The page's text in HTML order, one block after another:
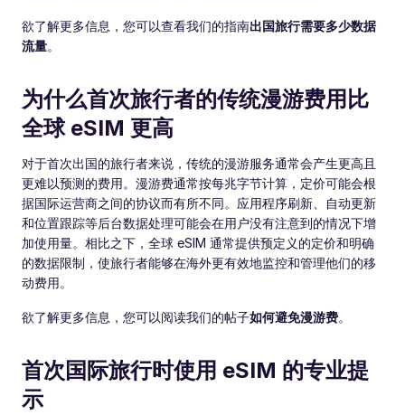
欲了解更多信息，您可以查看我们的指南出国旅行需要多少数据
流量。
为什么首次旅行者的传统漫游费用比
全球 eSIM 更高
对于首次出国的旅行者来说，传统的漫游服务通常会产生更高且
更难以预测的费用。漫游费通常按每兆字节计算，定价可能会根
据国际运营商之间的协议而有所不同。应用程序刷新、自动更新
和位置跟踪等后台数据处理可能会在用户没有注意到的情况下增
加使用量。相比之下，全球 eSIM 通常提供预定义的定价和明确
的数据限制，使旅行者能够在海外更有效地监控和管理他们的移
动费用。
欲了解更多信息，您可以阅读我们的帖子如何避免漫游费。
首次国际旅行时使用 eSIM 的专业提
示